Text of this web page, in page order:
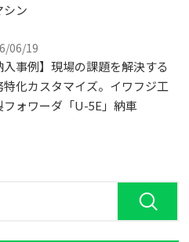
シン
06/19
入事例】現場の課題を解決する
特化カスタマイズ。イワフジ工
フォワーダ「U-5E」納車